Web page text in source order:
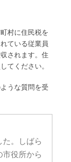
村に住民税を
ている従業員
されます。住
てください。
うな質問を受
。しばら
市役所から